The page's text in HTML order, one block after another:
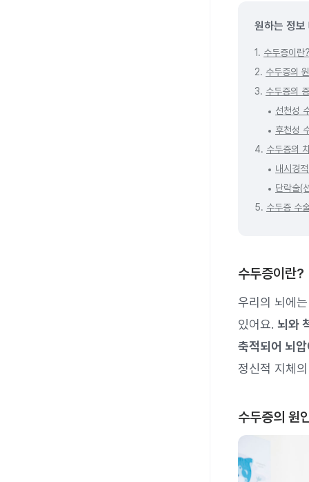
원하는 정보
1. 수두증이란
2. 수두증의
3. 수두증의
선천성
후천성
4. 수두증의
내시경
단락술(
5. 수두증 수
수두증이란?
우리의 뇌에
있어요. 뇌와
축적되어 뇌
정신적 지체
수두증의 원